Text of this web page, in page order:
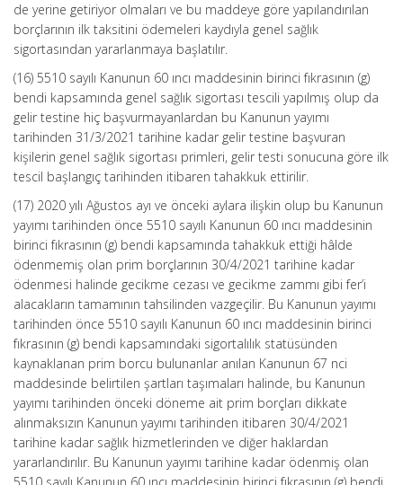
de yerine getiriyor olmaları ve bu maddeye göre yapılandırılan
borçlarının ilk taksitini ödemeleri kaydıyla genel sağlık
sigortasından yararlanmaya başlatılır.
(16) 5510 sayılı Kanunun 60 ıncı maddesinin birinci fıkrasının (g)
bendi kapsamında genel sağlık sigortası tescili yapılmış olup da
gelir testine hiç başvurmayanlardan bu Kanunun yayımı
tarihinden 31/3/2021 tarihine kadar gelir testine başvuran
kişilerin genel sağlık sigortası primleri, gelir testi sonucuna göre ilk
tescil başlangıç tarihinden itibaren tahakkuk ettirilir.
(17) 2020 yılı Ağustos ayı ve önceki aylara ilişkin olup bu Kanunun
yayımı tarihinden önce 5510 sayılı Kanunun 60 ıncı maddesinin
birinci fıkrasının (g) bendi kapsamında tahakkuk ettiği hâlde
ödenmemiş olan prim borçlarının 30/4/2021 tarihine kadar
ödenmesi halinde gecikme cezası ve gecikme zammı gibi fer’i
alacakların tamamının tahsilinden vazgeçilir. Bu Kanunun yayımı
tarihinden önce 5510 sayılı Kanunun 60 ıncı maddesinin birinci
fıkrasının (g) bendi kapsamındaki sigortalılık statüsünden
kaynaklanan prim borcu bulunanlar anılan Kanunun 67 nci
maddesinde belirtilen şartları taşımaları halinde, bu Kanunun
yayımı tarihinden önceki döneme ait prim borçları dikkate
alınmaksızın Kanunun yayımı tarihinden itibaren 30/4/2021
tarihine kadar sağlık hizmetlerinden ve diğer haklardan
yararlandırılır. Bu Kanunun yayımı tarihine kadar ödenmiş olan